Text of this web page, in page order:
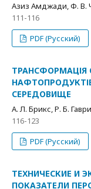
Азиз Амджади, Ф. В.
111-116
PDF (Русский)
ТРАНСФОРМАЦІЯ
СЕРЕДОВИЩЕ
А. Л. Брикс, Р. Б.
116-123
PDF (Русский)
ТЕХНИЧЕСКИЕ И
ПОКАЗАТЕЛИ